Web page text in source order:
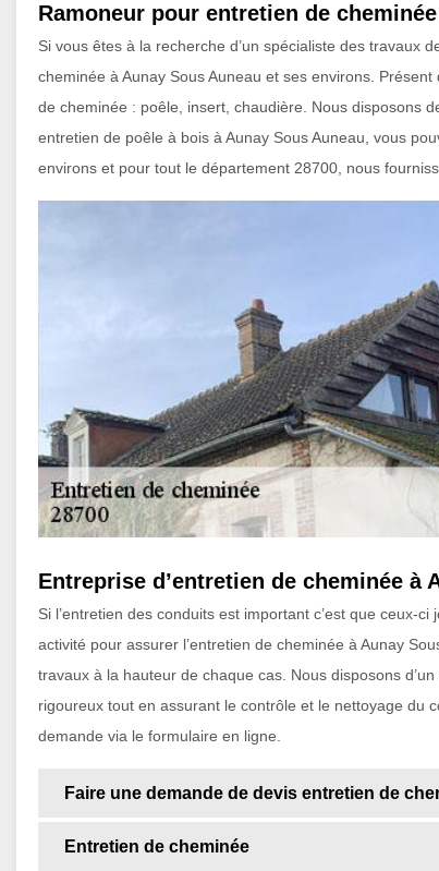
Ramoneur pour entretien de
Si vous êtes à la recherche d’un spécialiste des travaux
cheminée à Aunay Sous Auneau et ses environs.
de cheminée : poêle, insert, chaudière. Nous disposons
entretien de poêle à bois à Aunay Sous Auneau, vous
environs et pour tout le département 28700, nous
Entreprise d’entretien de cheminée à
Si l’entretien des conduits est important c’est que ceux-
activité pour assurer l’entretien de cheminée à Aunay
travaux à la hauteur de chaque cas. Nous disposons
rigoureux tout en assurant le contrôle et le nettoyage du
demande via le formulaire en ligne.
Faire une demande de devis entretien de
Entretien de cheminée